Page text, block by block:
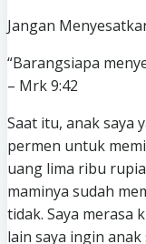
Jangan
“Barangsiapa
– Mrk 9:42
Saat itu, anak saya
permen untuk
uang lima ribu
maminya sudah
tidak. Saya merasa
lain saya ingin